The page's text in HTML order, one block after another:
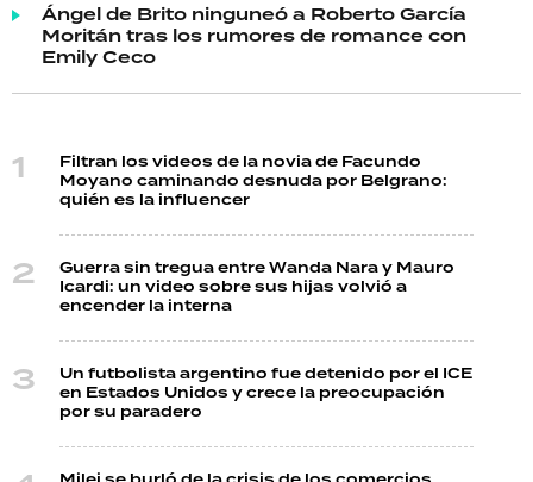
Ángel de Brito ninguneó a Roberto García
Moritán tras los rumores de romance con
Emily Ceco
Filtran los videos de la novia de Facundo
Moyano caminando desnuda por Belgrano:
quién es la influencer
Guerra sin tregua entre Wanda Nara y Mauro
Icardi: un video sobre sus hijas volvió a
encender la interna
Un futbolista argentino fue detenido por el ICE
en Estados Unidos y crece la preocupación
por su paradero